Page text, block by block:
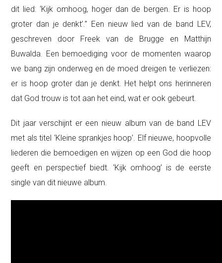
dit lied: ‘Kijk omhoog, hoger dan de bergen. Er is hoop
groter dan je denkt’.” Een nieuw lied van de band LEV,
geschreven door Freek van de Brugge en Matthijn
Buwalda. Een bemoediging voor de momenten waarop
we bang zijn onderweg en de moed dreigen te verliezen:
er is hoop groter dan je denkt. Het helpt ons herinneren
dat God trouw is tot aan het eind, wat er ook gebeurt.
Dit jaar verschijnt er een nieuw album van de band LEV
met als titel ‘Kleine sprankjes hoop’. Elf nieuwe, hoopvolle
liederen die bemoedigen en wijzen op een God die hoop
geeft en perspectief biedt. ‘Kijk omhoog’ is de eerste
single van dit nieuwe album.